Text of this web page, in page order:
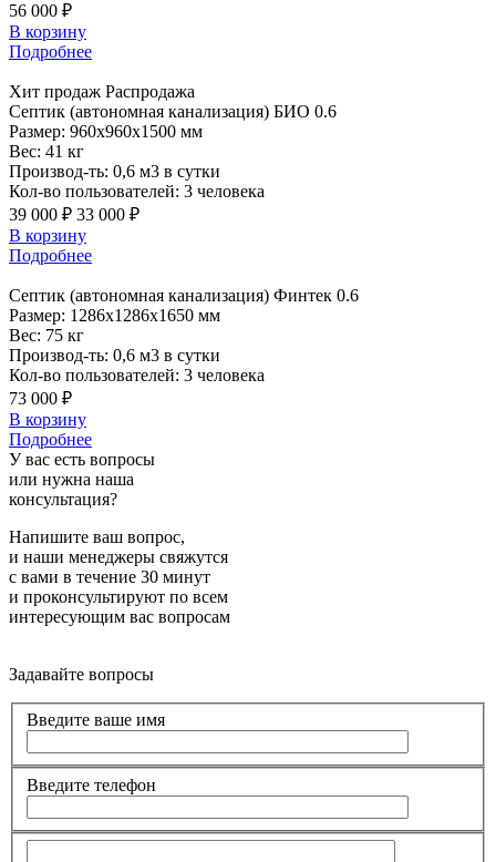
56 000 ₽
В корзину
Подробнее
Хит продаж Распродажа
Септик (автономная канализация) БИО 0.6
Размер: 960x960x1500 мм
Вес: 41 кг
Производ-ть: 0,6 м3 в сутки
Кол-во пользователей: 3 человека
39 000 ₽ 33 000 ₽
В корзину
Подробнее
Септик (автономная канализация) Финтек 0.6
Размер: 1286x1286x1650 мм
Вес: 75 кг
Производ-ть: 0,6 м3 в сутки
Кол-во пользователей: 3 человека
73 000 ₽
В корзину
Подробнее
У вас есть вопросы
или нужна наша
консультация?
Напишите ваш вопрос,
и наши менеджеры свяжутся
с вами в течение 30 минут
и проконсультируют по всем
интересующим вас вопросам
Задавайте вопросы
Введите ваше имя
Введите телефон